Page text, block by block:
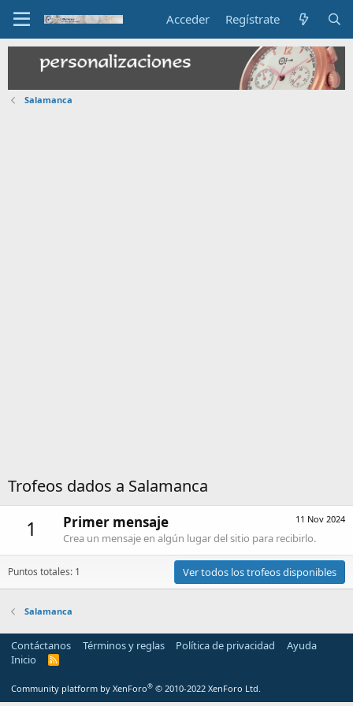
Acceder Regístrate
Salamanca
Trofeos dados a Salamanca
1 11 Nov 2024
Primer mensaje
Crea un mensaje en algún lugar del sitio para recibirlo.
Puntos totales: 1 Ver todos los trofeos disponibles
Salamanca
Contáctanos Términos y reglas Política de privacidad
Ayuda
Inicio
R
Community platform by XenForo® © 2010-2022 XenForo Ltd.